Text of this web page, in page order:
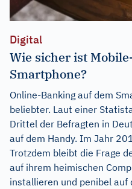
Digital
Wie sicher ist
Smartphone?
Online-Banking auf dem
beliebter. Laut einer
Drittel der Befragten in
auf dem Handy. Im Jahr
Trotzdem bleibt die Frage
auf ihrem heimischen
installieren und penibel auf